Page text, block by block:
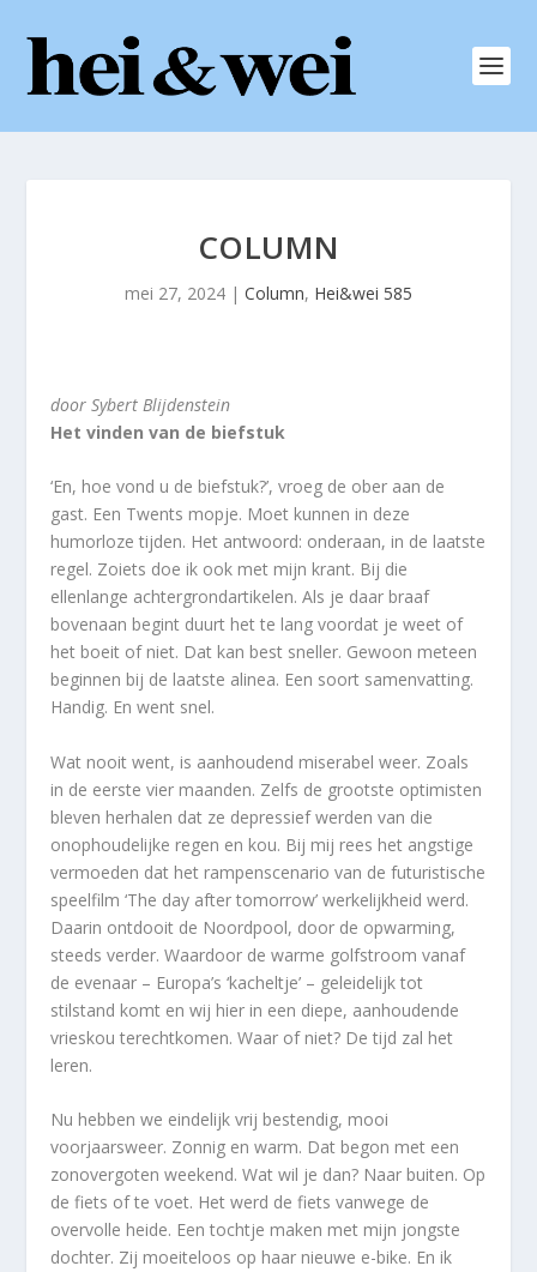
COLUMN
mei 27, 2024 | Column, Hei&wei 585
door Sybert Blijdenstein
Het vinden van de biefstuk
‘En, hoe vond u de biefstuk?’, vroeg de ober aan de
gast. Een Twents mopje. Moet kunnen in deze
humorloze tijden. Het antwoord: onderaan, in de laatste
regel. Zoiets doe ik ook met mijn krant. Bij die
ellenlange achtergrondartikelen. Als je daar braaf
bovenaan begint duurt het te lang voordat je weet of
het boeit of niet. Dat kan best sneller. Gewoon meteen
beginnen bij de laatste alinea. Een soort samenvatting.
Handig. En went snel.
Wat nooit went, is aanhoudend miserabel weer. Zoals
in de eerste vier maanden. Zelfs de grootste optimisten
bleven herhalen dat ze depressief werden van die
onophoudelijke regen en kou. Bij mij rees het angstige
vermoeden dat het rampenscenario van de futuristische
speelfilm ‘The day after tomorrow’ werkelijkheid werd.
Daarin ontdooit de Noordpool, door de opwarming,
steeds verder. Waardoor de warme golfstroom vanaf
de evenaar – Europa’s ‘kacheltje’ – geleidelijk tot
stilstand komt en wij hier in een diepe, aanhoudende
vrieskou terechtkomen. Waar of niet? De tijd zal het
leren.
Nu hebben we eindelijk vrij bestendig, mooi
voorjaarsweer. Zonnig en warm. Dat begon met een
zonovergoten weekend. Wat wil je dan? Naar buiten. Op
de fiets of te voet. Het werd de fiets vanwege de
overvolle heide. Een tochtje maken met mijn jongste
dochter. Zij moeiteloos op haar nieuwe e-bike. En ik